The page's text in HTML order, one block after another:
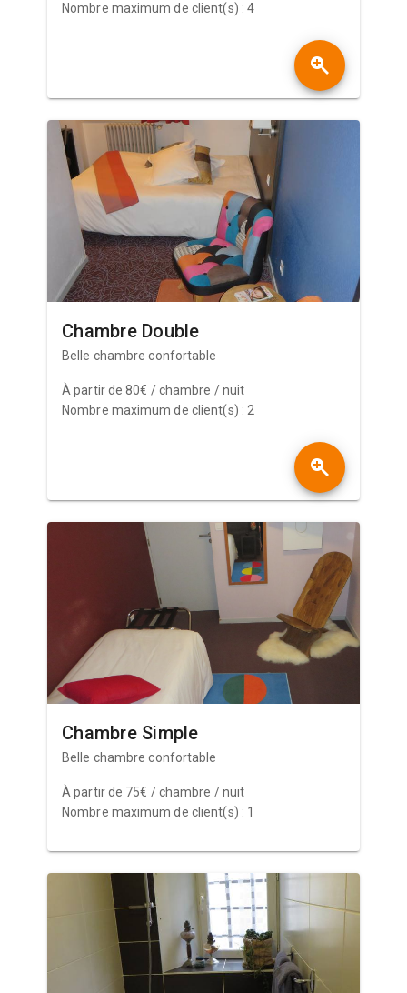
Nombre maximum de client(s) : 4
Chambre Double
Belle chambre confortable
À partir de 80€ / chambre / nuit
Nombre maximum de client(s) : 2
Chambre Simple
Belle chambre confortable
À partir de 75€ / chambre / nuit
Nombre maximum de client(s) : 1